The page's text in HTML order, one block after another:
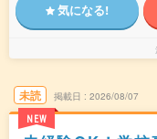
気になる!
未読
NEW
掲載日 2026/08/07